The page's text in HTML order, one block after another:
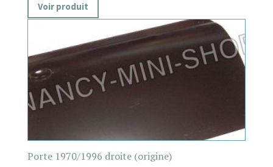
Voir produit
Porte 1970/1996 droite (origine)